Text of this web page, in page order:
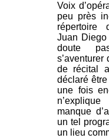
Voix
peu près
répertoire
Juan Diego
doute
s’aventurer
de récital
déclaré
une fois
manque
un tel
un lieu